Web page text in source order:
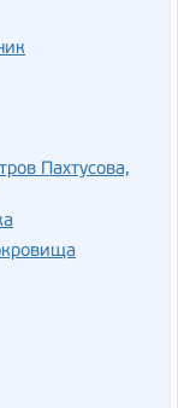
Пахтусова,